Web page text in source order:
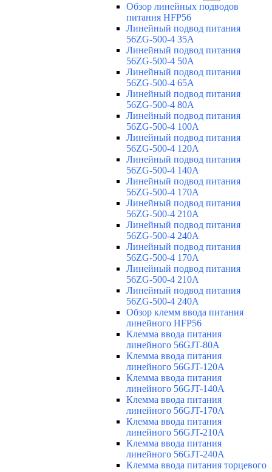
Обзор линейных подводов
питания HFP56
Линейный подвод питания
56ZG-500-4 35A
Линейный подвод питания
56ZG-500-4 50A
Линейный подвод питания
56ZG-500-4 65A
Линейный подвод питания
56ZG-500-4 80A
Линейный подвод питания
56ZG-500-4 100A
Линейный подвод питания
56ZG-500-4 120A
Линейный подвод питания
56ZG-500-4 140A
Линейный подвод питания
56ZG-500-4 170A
Линейный подвод питания
56ZG-500-4 210A
Линейный подвод питания
56ZG-500-4 240A
Линейный подвод питания
56ZG-500-4 170A
Линейный подвод питания
56ZG-500-4 210A
Линейный подвод питания
56ZG-500-4 240A
Обзор клемм ввода питания
линейного HFP56
Клемма ввода питания
линейного 56GJT-80A
Клемма ввода питания
линейного 56GJT-120A
Клемма ввода питания
линейного 56GJT-140A
Клемма ввода питания
линейного 56GJT-170A
Клемма ввода питания
линейного 56GJT-210A
Клемма ввода питания
линейного 56GJT-240A
Клемма ввода питания торцевого